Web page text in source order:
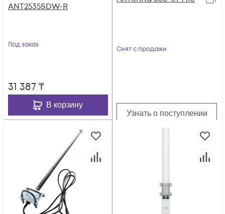
ANT2535SDW-R
Под заказ
31 387₸
В корзину
Снят с продажи
Узнать о поступлении